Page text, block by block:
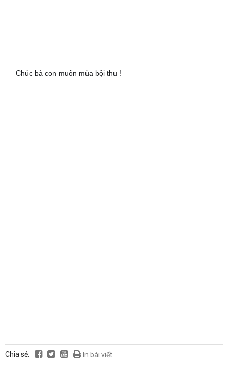
Chúc bà con muôn mùa bội thu !
Chia sẻ: In bài viết